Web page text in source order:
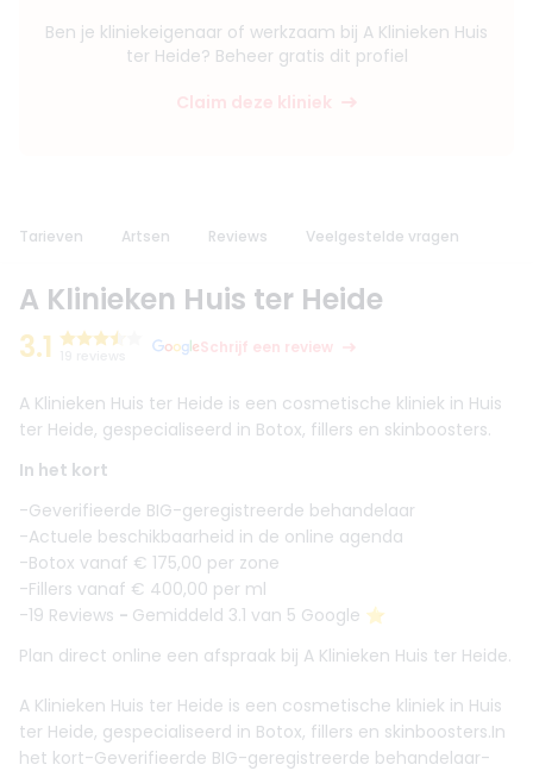
Ben je kliniekeigenaar of werkzaam bij A Klinieken Huis
ter Heide? Beheer gratis dit profiel
Claim deze kliniek
Tarieven Artsen Reviews Veelgestelde vragen
A Klinieken Huis ter Heide
3.1
Schrijf een review
A Klinieken Huis ter Heide is een cosmetische kliniek in Huis
ter Heide, gespecialiseerd in Botox, fillers en skinboosters.
In het kort
-Geverifieerde BIG-geregistreerde behandelaar
-Actuele beschikbaarheid in de online agenda
-Botox vanaf € 175,00 per zone
-Fillers vanaf € 400,00 per ml
-19 Reviews - Gemiddeld 3.1 van 5 Google ⭐️
Plan direct online een afspraak bij A Klinieken Huis ter Heide.
A Klinieken Huis ter Heide is een cosmetische kliniek in Huis
ter Heide, gespecialiseerd in Botox, fillers en skinboosters.In
het kort-Geverifieerde BIG-geregistreerde behandelaar-